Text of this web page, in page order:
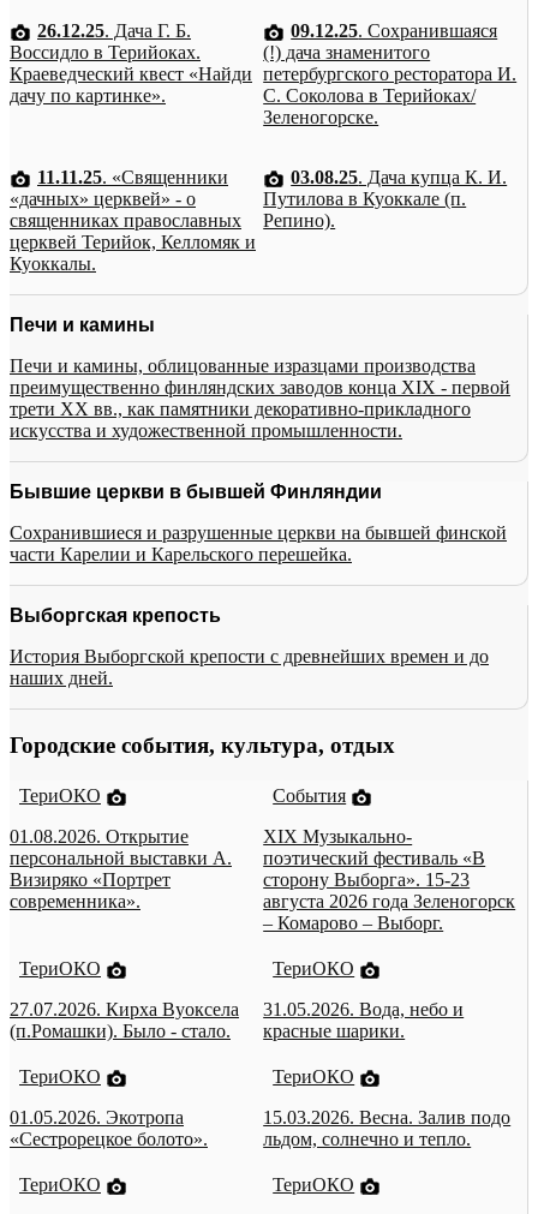
26.12.25. Дача Г. Б.
Воссидло в Терийоках.
Краеведческий квест «Найди
дачу по картинке».
09.12.25. Сохранившаяся
(!) дача знаменитого
петербургского ресторатора И.
С. Соколова в Терийоках/
Зеленогорске.
11.11.25. «Священники
«дачных» церквей» - о
священниках православных
церквей Терийок, Келломяк и
Куоккалы.
03.08.25. Дача купца К. И.
Путилова в Куоккале (п.
Репино).
Печи и камины
Печи и камины, облицованные изразцами производства
преимущественно финляндских заводов конца XIX - первой
трети XX вв., как памятники декоративно-прикладного
искусства и художественной промышленности.
Бывшие церкви в бывшей Финляндии
Сохранившиеся и разрушенные церкви на бывшей финской
части Карелии и Карельского перешейка.
Выборгская крепость
История Выборгской крепости с древнейших времен и до
наших дней.
Городские события, культура, отдых
ТериОКО
01.08.2026. Открытие
персональной выставки А.
Визиряко «Портрет
современника».
События
XIX Музыкально-
поэтический фестиваль «В
сторону Выборга». 15-23
августа 2026 года Зеленогорск
– Комарово – Выборг.
ТериОКО
27.07.2026. Кирха Вуоксела
(п.Ромашки). Было - стало.
ТериОКО
31.05.2026. Вода, небо и
красные шарики.
ТериОКО
01.05.2026. Экотропа
«Сестрорецкое болото».
ТериОКО
15.03.2026. Весна. Залив подо
льдом, солнечно и тепло.
ТериОКО
ТериОКО